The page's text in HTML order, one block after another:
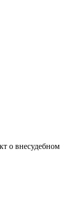
о внесудебном